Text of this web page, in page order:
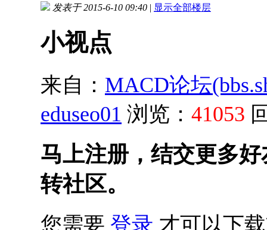
发表于 2015-6-10 09:40 | 显示全部楼层
小视点
来自： MACD论坛
eduseo01 浏览： 41053
马上注册，结交更多
转社区。
您需要 登录 才可以下